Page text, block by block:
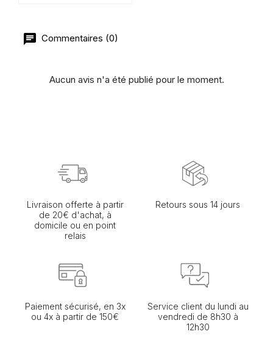
Commentaires (0)
Aucun avis n'a été publié pour le moment.
Livraison offerte à partir
de 20€ d'achat, à
domicile ou en point
relais
Retours sous 14 jours
Paiement sécurisé, en 3x
ou 4x à partir de 150€
Service client du lundi au
vendredi de 8h30 à
12h30